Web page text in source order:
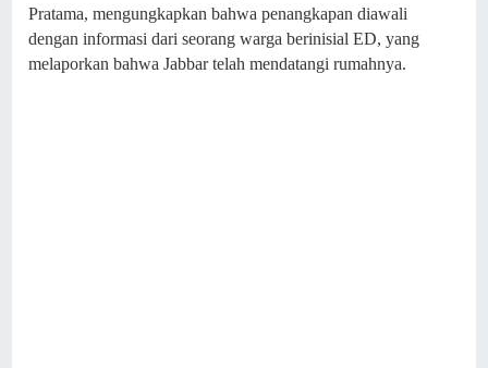
Pratama, mengungkapkan bahwa penangkapan diawali
dengan informasi dari seorang warga berinisial ED, yang
melaporkan bahwa Jabbar telah mendatangi rumahnya.